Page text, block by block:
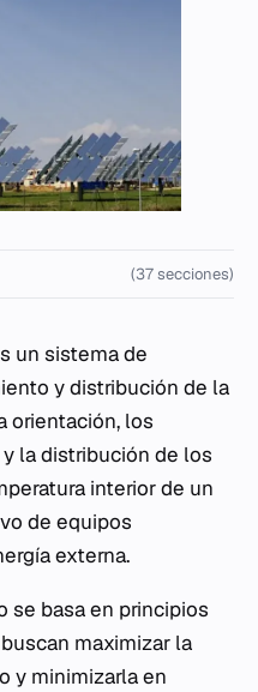
(37 secciones)
un sistema de
y distribución de la
orientación, los
la distribución de los
interior de un
de equipos
externa.
se basa en principios
maximizar la
y minimizarla en